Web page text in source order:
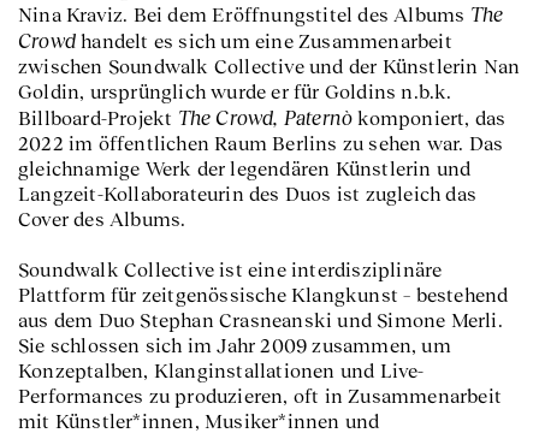
Nina Kraviz. Bei dem Eröffnungstitel des Albums The
Crowdhandelt es sich um eine Zusammenarbeit
zwischen Soundwalk Collective und der Künstlerin Nan
Goldin, ursprünglich wurde er für Goldins n.b.k.
Billboard-Projekt The Crowd, Paternòkomponiert, das
2022 im öffentlichen Raum Berlins zu sehen war. Das
gleichnamige Werk der legendären Künstlerin und
Langzeit-Kollaborateurin des Duos ist zugleich das
Cover des Albums.
Soundwalk Collective ist eine interdisziplinäre
Plattform für zeitgenössische Klangkunst – bestehend
aus dem Duo Stephan Crasneanski und Simone Merli.
Sie schlossen sich im Jahr 2009 zusammen, um
Konzeptalben, Klanginstallationen und Live-
Performances zu produzieren, oft in Zusammenarbeit
mit Künstler*innen, Musiker*innen und